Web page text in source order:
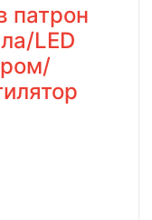
патрон
LED